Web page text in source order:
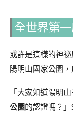
全世界第
或許是這樣的神
陽明山國家公園
「大家知道陽明
公園的認證嗎？